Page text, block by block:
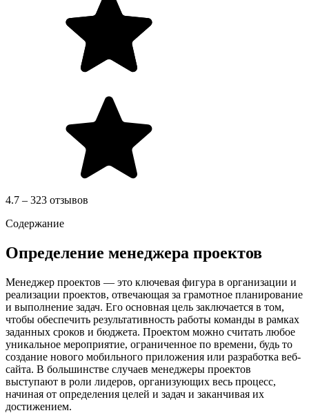
4.7 – 323 отзывов
Содержание
Определение менеджера проектов
Менеджер проектов — это ключевая фигура в организации и
реализации проектов, отвечающая за грамотное планирование
и выполнение задач. Его основная цель заключается в том,
чтобы обеспечить результативность работы команды в рамках
заданных сроков и бюджета. Проектом можно считать любое
уникальное мероприятие, ограниченное по времени, будь то
создание нового мобильного приложения или разработка веб-
сайта. В большинстве случаев менеджеры проектов
выступают в роли лидеров, организующих весь процесс,
начиная от определения целей и задач и заканчивая их
достижением.